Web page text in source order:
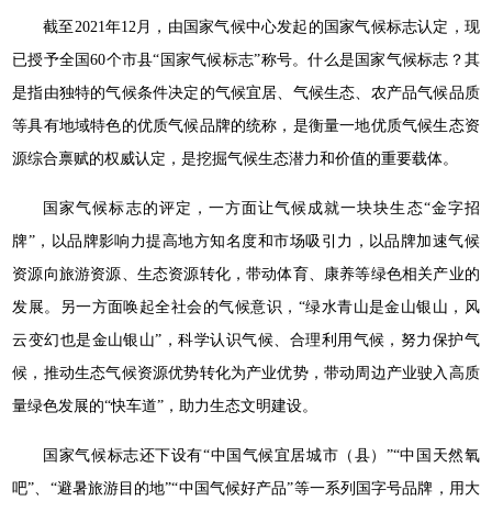
截至2021年12月，由国家气候中心发起的国家气候标志认定，现
已授予全国60个市县“国家气候标志”称号。什么是国家气候标志？其
是指由独特的气候条件决定的气候宜居、气候生态、农产品气候品质
等具有地域特色的优质气候品牌的统称，是衡量一地优质气候生态资
源综合禀赋的权威认定，是挖掘气候生态潜力和价值的重要载体。
国家气候标志的评定，一方面让气候成就一块块生态“金字招
牌”，以品牌影响力提高地方知名度和市场吸引力，以品牌加速气候
资源向旅游资源、生态资源转化，带动体育、康养等绿色相关产业的
发展。另一方面唤起全社会的气候意识，“绿水青山是金山银山，风
云变幻也是金山银山”，科学认识气候、合理利用气候，努力保护气
候，推动生态气候资源优势转化为产业优势，带动周边产业驶入高质
量绿色发展的“快车道”，助力生态文明建设。
国家气候标志还下设有“中国气候宜居城市（县）”“中国天然氧
吧”、“避暑旅游目的地”“中国气候好产品”等一系列国字号品牌，用大